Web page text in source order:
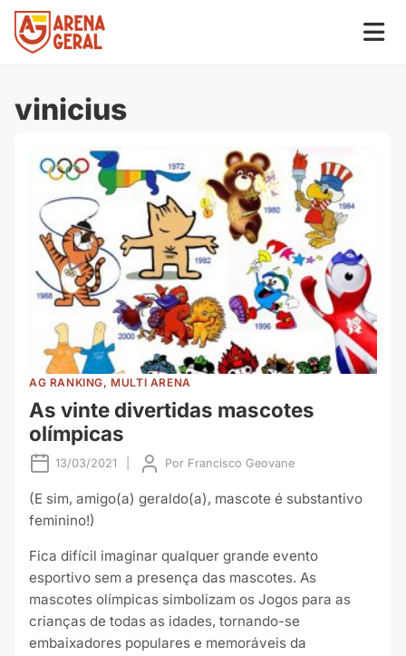
vinicius
AG RANKING, MULTI ARENA
As vinte divertidas mascotes
olímpicas
13/03/2021 Por Francisco Geovane
(E sim, amigo(a) geraldo(a), mascote é substantivo
feminino!)
Fica difícil imaginar qualquer grande evento
esportivo sem a presença das mascotes. As
mascotes olímpicas simbolizam os Jogos para as
crianças de todas as idades, tornando-se
embaixadores populares e memoráveis da